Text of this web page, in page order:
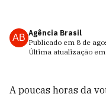
AB Agência Brasil
Publicado em 8 de
Última atualização em
A poucas horas da